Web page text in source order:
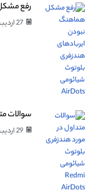
رفع
27 اردیبهشت, 1398
سوالات
29 اردیبهشت, 1398